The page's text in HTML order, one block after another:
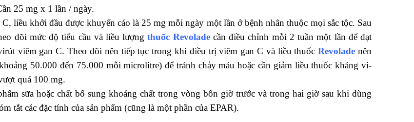
25 mg x 1 lần / ngày.
liều khởi đầu được khuyến cáo là 25 mg mỗi ngày một lần ở bệnh nhân thuộc mọi sắc tộc. Sau
dõi mức độ tiểu cầu và liều lượngthuốc Revoladecần điều chỉnh mỗi 2 tuần một lần để đạt
viêm gan C. Theo dõi nên tiếp tục trong khi điều trị viêm gan C và liều thuốcRevolade nên
50.000 đến 75.000 mỗi microlitre) để tránh chảy máu hoặc cần giảm liều thuốc kháng vi-
quá 100 mg.
sữa hoặc chất bổ sung khoáng chất trong vòng bốn giờ trước và trong hai giờ sau khi dùng
tắt các đặc tính của sản phẩm (cũng là một phần của EPAR).